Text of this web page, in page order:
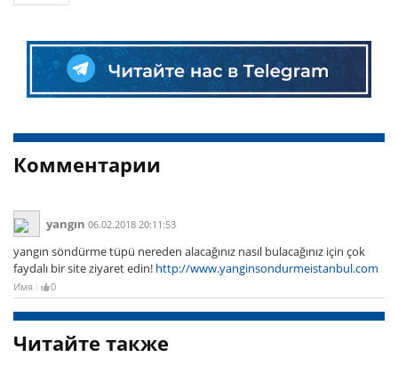
Комментарии
yangın 06.02.2018 20:11:53
yangın söndürme tüpü nereden alacağınız nasıl bulacağınız için çok
faydalı bir site ziyaret edin! http://www.yanginsondurmeistanbul.com
Имя 0
Читайте также